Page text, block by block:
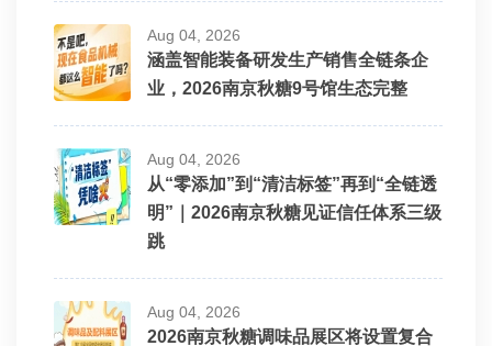
Aug 04, 2026
涵盖智能装备研发生产销售全链条企
业，2026南京秋糖9号馆生态完整
Aug 04, 2026
从“零添加”到“清洁标签”再到“全链透
明”｜2026南京秋糖见证信任体系三级
跳
Aug 04, 2026
2026南京秋糖调味品展区将设置复合